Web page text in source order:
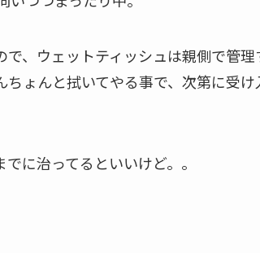
、ウェットティッシュは親側で管理
ょんと拭いてやる事で、次第に受け
に治ってるといいけど。。